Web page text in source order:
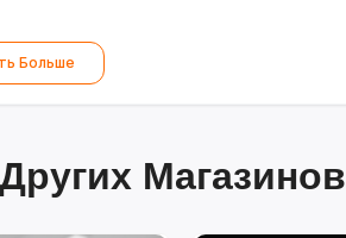
Больше
Магазинов